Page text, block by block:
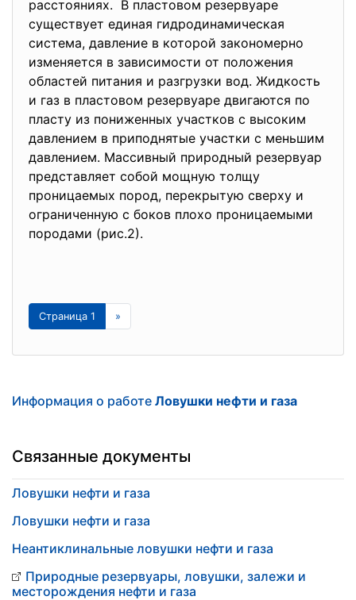
расстояниях. В пластовом резервуаре
существует единая гидродинамическая
система, давление в которой закономерно
изменяется в зависимости от положения
областей питания и разгрузки вод. Жидкость
и газ в пластовом резервуаре двигаются по
пласту из пониженных участков с высоким
давлением в приподнятые участки с меньшим
давлением. Массивный природный резервуар
представляет собой мощную толщу
проницаемых пород, перекрытую сверху и
ограниченную с боков плохо проницаемыми
породами (рис.2).
Страница 1 »
Информация о работе Ловушки нефти и газа
Связанные документы
Ловушки нефти и газа
Ловушки нефти и газа
Неантиклинальные ловушки нефти и газа
Природные резервуары, ловушки, залежи и
месторождения нефти и газа